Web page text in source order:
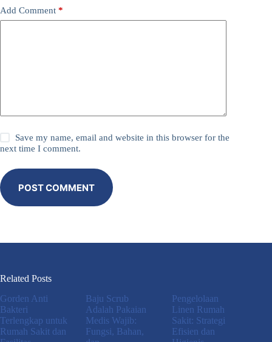
Add Comment *
Save my name, email and website in this browser for the
next time I comment.
POST COMMENT
Related Posts
Gorden Anti
Bakteri
Terlengkap untuk
Rumah Sakit dan
Baju Scrub
Adalah Pakaian
Medis Wajib:
Fungsi, Bahan,
Pengelolaan
Linen Rumah
Sakit: Strategi
Efisien dan